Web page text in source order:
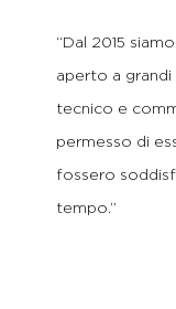
“Dal 2015
aperto a
tecnico e
permesso di
fossero
tempo.”